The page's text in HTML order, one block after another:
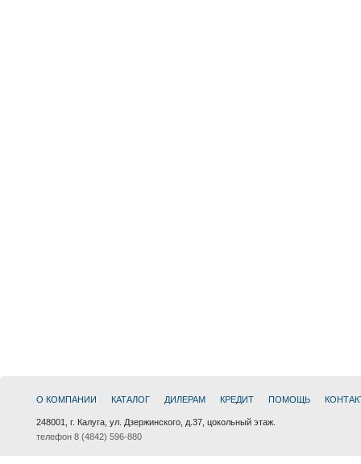
О КОМПАНИИ КАТАЛОГ ДИЛЕРАМ КРЕДИТ ПОМОЩЬ
248001, г. Калуга, ул. Дзержинского, д.37, цокольный этаж.
телефон 8 (4842) 596-880